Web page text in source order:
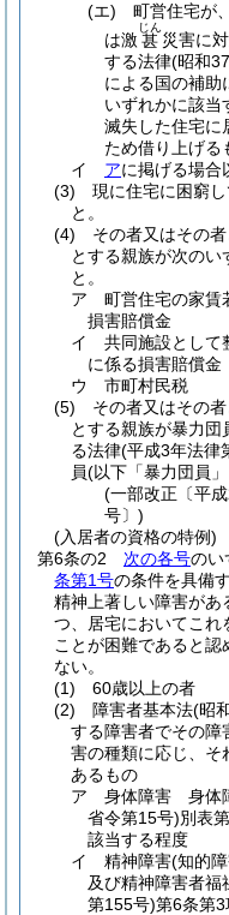
(エ)
町営住宅が
は激 甚
じん
災害に
する法律(昭和
による国の補助
いずれかに該当
滅失した住宅に
ため借り上げる
イ
アに掲げる場
(3)
現に住宅に困窮
と。
(4)
その者又はその
とする親族が次のい
と。
ア
町営住宅の家賃
損害賠償金
イ
共同施設として
に係る損害賠償金
ウ
市町村民税
(5)
その者又はその
とする親族が暴力
る法律(平成3年法律
員(以下「暴力団員
(一部改正〔平
号〕)
(入居者の資格の特例)
第6条の2
次の各号のい
条第1号の条件を具備
精神上著しい障害があ
つ、居宅においてこれ
ことが困難であると
ない。
(1)
60歳以上の者
(2)
障害者基本法(昭
する障害者でその障
害の種類に応じ、そ
あるもの
ア
身体障害 身体
省令第15号)別表
該当する程度
イ
精神障害(知的
及び精神障害者福
第155号)第6条第